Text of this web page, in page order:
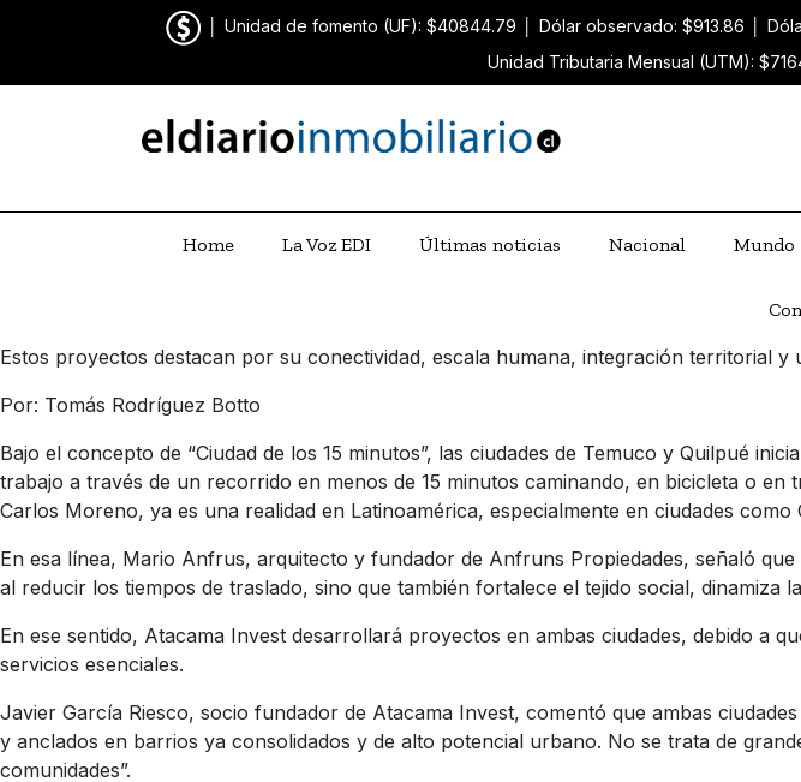
Unidad de fomento (UF): $40844.79 Dólar observado: $913.86
Unidad Tributaria Mensual (UTM):
Home La Voz EDI Últimas noticias Nacional Mundo
Estos proyectos destacan por su conectividad, escala humana, integración territorial y
Por: Tomás Rodríguez Botto
Bajo el concepto de “Ciudad de los 15 minutos”, las ciudades de Temuco y Quilpué
trabajo a través de un recorrido en menos de 15 minutos caminando, en bicicleta o
Carlos Moreno, ya es una realidad en Latinoamérica, especialmente en ciudades
En esa línea, Mario Anfrus, arquitecto y fundador de Anfruns Propiedades, señaló que
al reducir los tiempos de traslado, sino que también fortalece el tejido social, dinamiza
En ese sentido, Atacama Invest desarrollará proyectos en ambas ciudades, debido
servicios esenciales.
Javier García Riesco, socio fundador de Atacama Invest, comentó que ambas
y anclados en barrios ya consolidados y de alto potencial urbano. No se trata de
comunidades”.